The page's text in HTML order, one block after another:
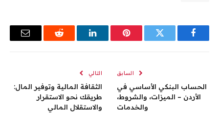
فيسبوك تويتر بينتيريستلينكدإن رديت
البريد
السابق
الحساب البنكي الأساسي في
الأردن – الميزات، والشروط،
والخدمات
التالي
الثقافة المالية وتوفير المال:
طريقك نحو الاستقرار
والاستقلال المالي